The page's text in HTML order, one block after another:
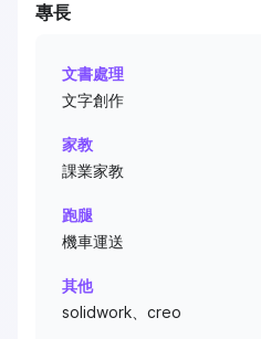
專長
文書處理
文字創作
家教
課業家教
跑腿
機車運送
其他
solidwork、creo